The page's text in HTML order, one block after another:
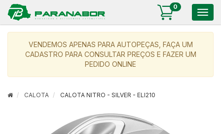
0
VENDEMOS APENAS PARA AUTOPEÇAS, FAÇA UM
CADASTRO PARA CONSULTAR PREÇOS E FAZER UM
PEDIDO ONLINE
CALOTA CALOTA NITRO - SILVER - ELI210